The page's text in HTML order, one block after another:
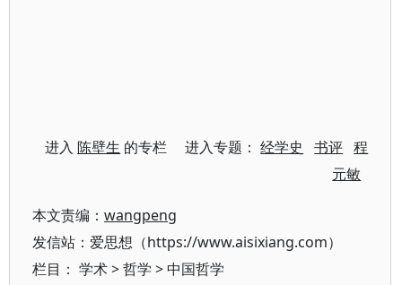
进入陈壁生 的专栏 进入专题：经学史 书评 程
元敏
本文责编： wangpeng
发信站：爱思想（https://www.aisixiang.com）
栏目： 学术>哲学 >中国哲学